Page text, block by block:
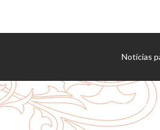
Notícias
Agenda